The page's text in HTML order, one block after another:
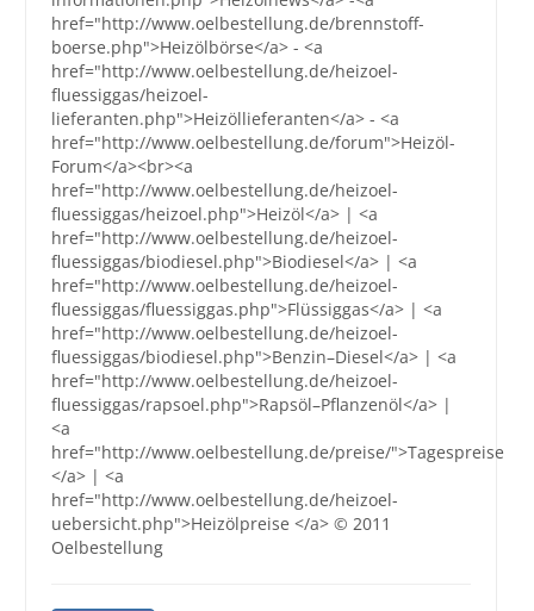
href="http://www.oelbestellung.de/brennstoff-
boerse.php">Heizölbörse</a> - <a
href="http://www.oelbestellung.de/heizoel-
fluessiggas/heizoel-
lieferanten.php">Heizöllieferanten</a> - <a
href="http://www.oelbestellung.de/forum">Heizöl-
Forum</a><br><a
href="http://www.oelbestellung.de/heizoel-
fluessiggas/heizoel.php">Heizöl</a> | <a
href="http://www.oelbestellung.de/heizoel-
fluessiggas/biodiesel.php">Biodiesel</a> | <a
href="http://www.oelbestellung.de/heizoel-
fluessiggas/fluessiggas.php">Flüssiggas</a> | <a
href="http://www.oelbestellung.de/heizoel-
fluessiggas/biodiesel.php">Benzin–Diesel</a> | <a
href="http://www.oelbestellung.de/heizoel-
fluessiggas/rapsoel.php">Rapsöl–Pflanzenöl</a> |
<a
href="http://www.oelbestellung.de/preise/">Tagespreise
</a> | <a
href="http://www.oelbestellung.de/heizoel-
uebersicht.php">Heizölpreise </a> © 2011
Oelbestellung